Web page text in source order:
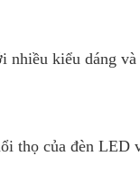
kiểu dáng
thọ của đèn LED